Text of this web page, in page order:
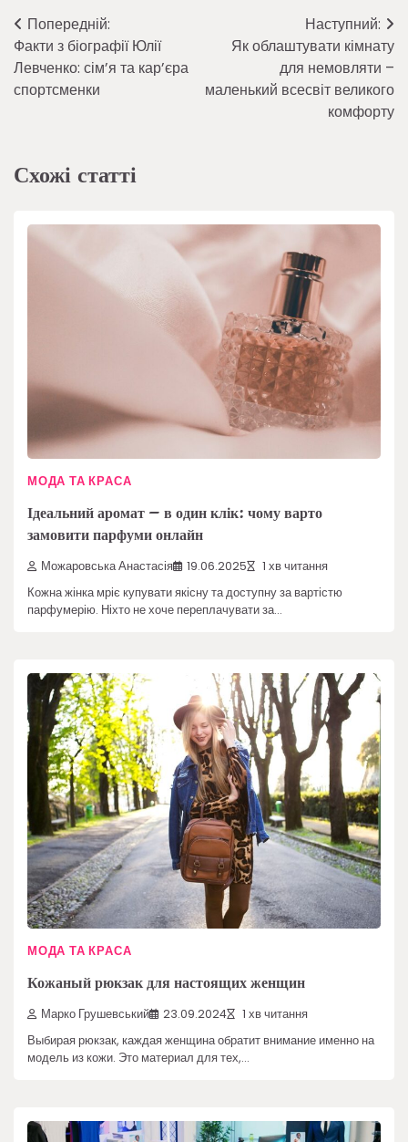
Навігація
записів
Попередній:
Факти з біографії Юлії
Левченко: сім’я та кар’єра
спортсменки
Наступний:
Як облаштувати кімнату
для немовляти –
маленький всесвіт великого
комфорту
Схожі статті
МОДА ТА КРАСА
Ідеальний аромат – в один клік: чому варто
замовити парфуми онлайн
Можаровська Анастасія 19.06.2025 1 хв читання
Кожна жінка мріє купувати якісну та доступну за вартістю
парфумерію. Ніхто не хоче переплачувати за…
МОДА ТА КРАСА
Кожаный рюкзак для настоящих женщин
Марко Грушевський 23.09.2024 1 хв читання
Выбирая рюкзак, каждая женщина обратит внимание именно на
модель из кожи. Это материал для тех,…